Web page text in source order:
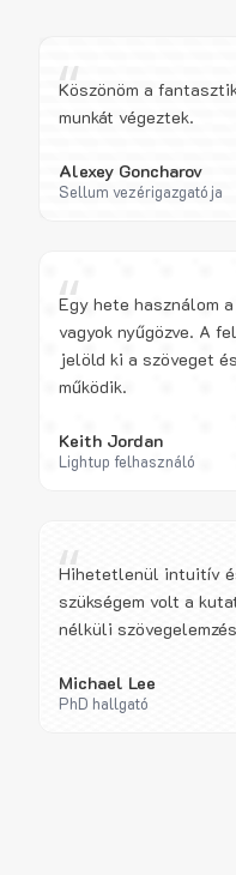
“
Köszönöm a
munkát végeztek.
Alexey Goncharov
Sellum vezérigazgatója
“
Egy hete használom
vagyok nyűgözve. A
jelöld ki a szöveget
működik.
Keith Jordan
Lightup felhasználó
“
Hihetetlenül intuitív
szükségem volt a
nélküli
Michael Lee
PhD hallgató